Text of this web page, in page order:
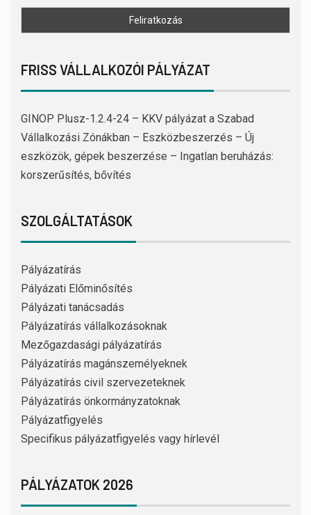
FRISS VÁLLALKOZÓI PÁLYÁZAT
GINOP Plusz-1.2.4-24 – KKV pályázat a Szabad
Vállalkozási Zónákban – Eszközbeszerzés – Új
eszközök, gépek beszerzése – Ingatlan beruházás:
korszerűsítés, bővítés
SZOLGÁLTATÁSOK
Pályázatírás
Pályázati Előminősítés
Pályázati tanácsadás
Pályázatírás vállalkozásoknak
Mezőgazdasági pályázatírás
Pályázatírás magánszemélyeknek
Pályázatírás civil szervezeteknek
Pályázatírás önkormányzatoknak
Pályázatfigyelés
Specifikus pályázatfigyelés vagy hírlevél
PÁLYÁZATOK 2026